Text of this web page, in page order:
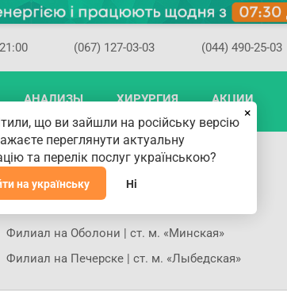
(067) 127-03-03 (044) 490-25-03
АНАЛИЗЫ ХИРУРГИЯ АКЦИИ
Игорь Евгеньевич
Филиал на Оболони | ст. м. «Минская»
Филиал на Печерске | ст. м. «Лыбедская»
×
що ви зайшли на російську версію
переглянути актуальну
та перелік послуг українською?
на українську Ні